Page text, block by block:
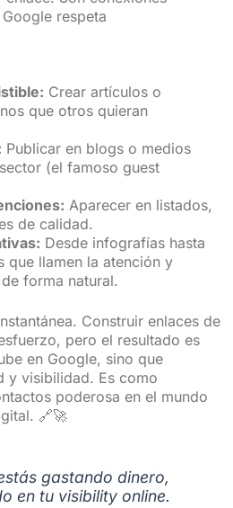
respeta
Crear artículos o
que otros quieran
Publicar en blogs o medios
(el famoso guest
Aparecer en listados,
de calidad.
Desde infografías hasta
que llamen la atención y
forma natural.
Construir enlaces de
pero el resultado es
en Google, sino que
y visibilidad. Es como
poderosa en el mundo
🔗🚀
gastando dinero,
en tu visibility online.